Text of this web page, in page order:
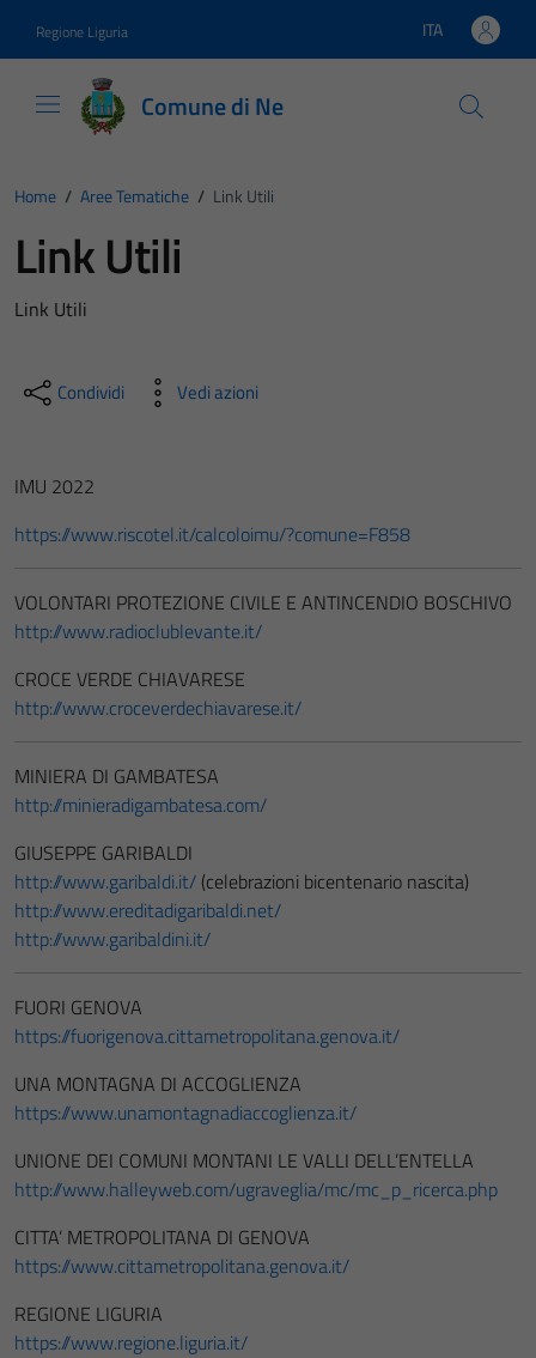
Regione Liguria Lingua attiva:
ITA
Comune di Ne
Home / Aree Tematiche / Link Utili
Link Utili
Link Utili
Condividi Vedi azioni
IMU 2022
https://www.riscotel.it/calcoloimu/?comune=F858
VOLONTARI PROTEZIONE CIVILE E ANTINCENDIO BOSCHIVO
http://www.radioclublevante.it/
CROCE VERDE CHIAVARESE
http://www.croceverdechiavarese.it/
MINIERA DI GAMBATESA
http://minieradigambatesa.com/
GIUSEPPE GARIBALDI
http://www.garibaldi.it/ (celebrazioni bicentenario nascita)
http://www.ereditadigaribaldi.net/
http://www.garibaldini.it/
FUORI GENOVA
https://fuorigenova.cittametropolitana.genova.it/
UNA MONTAGNA DI ACCOGLIENZA
https://www.unamontagnadiaccoglienza.it/
UNIONE DEI COMUNI MONTANI LE VALLI DELL’ENTELLA
http://www.halleyweb.com/ugraveglia/mc/mc_p_ricerca.php
CITTA’ METROPOLITANA DI GENOVA
https://www.cittametropolitana.genova.it/
REGIONE LIGURIA
https://www.regione.liguria.it/